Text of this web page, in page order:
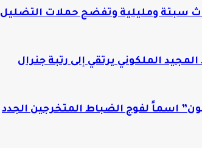
سبتة ومليلية وتفضح حملات التضليل
الملكوني يرتقي إلى رتبة جنرال
اسماً لفوج الضباط المتخرجين الجدد